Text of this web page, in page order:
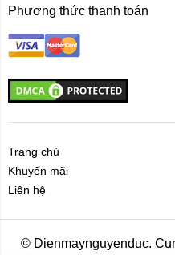
thể lên chương trình giặt
ngay trên điện thoại của
Phương thức thanh toán
Trang chủ
Khuyến mãi
Liên hệ
© Dienmaynguyenduc.